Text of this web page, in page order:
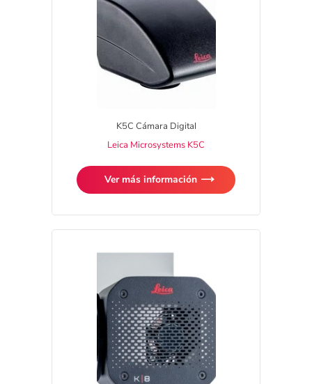
K5C Cámara Digital
Leica Microsystems K5C
Ver más información